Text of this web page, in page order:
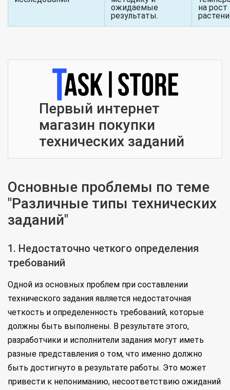
ожидаемые
результаты.
на рост
Первый интернет
магазин покупки
технических заданий
Основные проблемы по теме
"Различные типы технических
заданий"
1. Недостаточно четкого определения
требований
Одной из основных проблем при составлении
технического задания является недостаточная
четкость и определенность требований, которые
должны быть выполнены. В результате этого,
разработчики и исполнители задания могут иметь
разные представления о том, что именно должно
быть достигнуто в результате работы. Это может
привести к непониманию, несоответствию ожиданий